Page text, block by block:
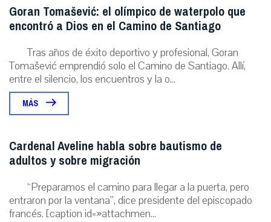
Goran Tomašević: el olímpico de waterpolo que
encontró a Dios en el Camino de Santiago
Tras años de éxito deportivo y profesional, Goran
Tomašević emprendió solo el Camino de Santiago. Allí,
entre el silencio, los encuentros y la o...
MÁS
Cardenal Aveline habla sobre bautismo de
adultos y sobre migración
“Preparamos el camino para llegar a la puerta, pero
entraron por la ventana”, dice presidente del episcopado
francés. [caption id=»attachmen...